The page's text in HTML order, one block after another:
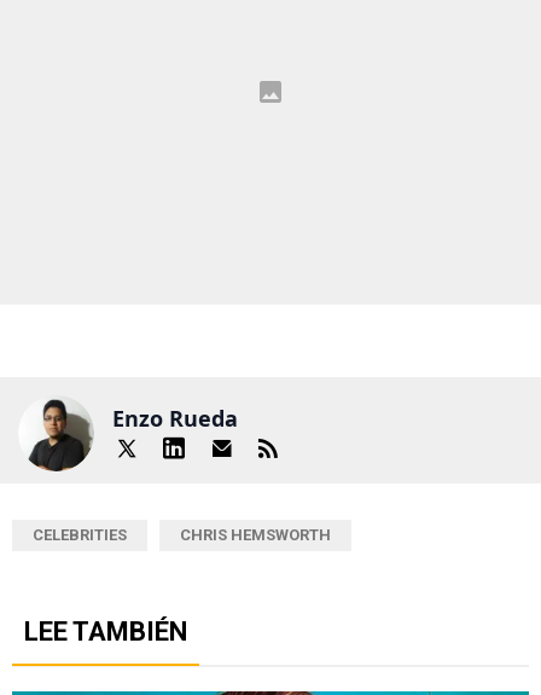
Enzo Rueda
CELEBRITIES CHRIS HEMSWORTH
LEE TAMBIÉN